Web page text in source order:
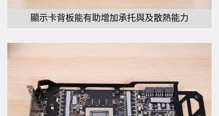
顯示卡背板能有助增加承托與及散熱能力